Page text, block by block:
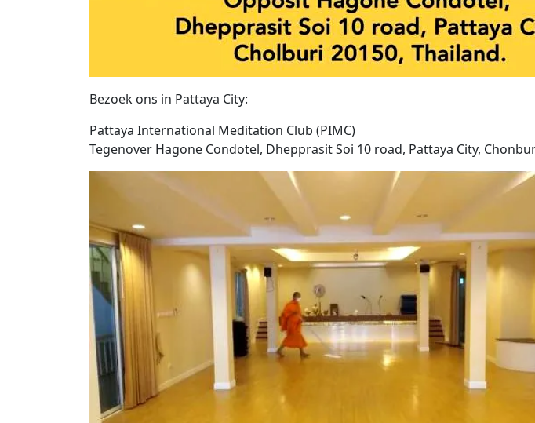
Bezoek ons ​​in Pattaya City:
Pattaya International Meditation Club (PIMC)
Tegenover Hagone Condotel, Dhepprasit Soi 10 road, Pattaya City,